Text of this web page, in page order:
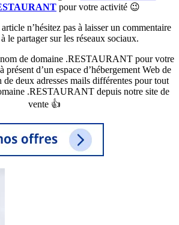
pour votre activité 😉
n’hésitez pas à laisser un commentaire
le partager sur les réseaux sociaux.
nom de domaine .RESTAURANT pour votre
d’un espace d’hébergement Web de
deux adresses mails différentes pour tout
.RESTAURANT depuis notre site de
vente 👍